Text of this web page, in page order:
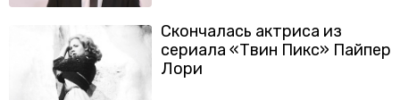
Скончалась актриса из
сериала «Твин Пикс» Пайпер
Лори